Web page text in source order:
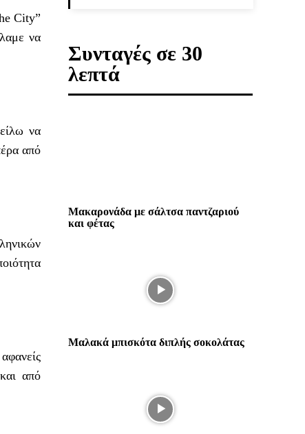
City”
να
να
από
από
Συνταγές σε 30
λεπτά
Μακαρονάδα με σάλτσα παντζαριού
και φέτας
Μαλακά μπισκότα διπλής σοκολάτας